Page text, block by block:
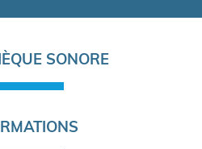
SONORE